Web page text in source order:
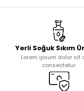
Yerli Soğuk Sıkım
Lorem ipsum dolor sit
consectetur.